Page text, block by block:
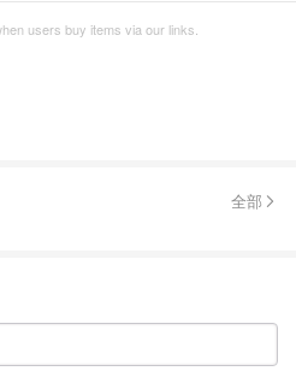
users buy items via our links.
全部